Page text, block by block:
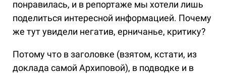
понравилась, и в репортаже мы хотели лишь
поделиться интересной информацией. Почему
же тут увидели негатив, ерничанье, критику?
Потому что в заголовке (взятом, кстати, из
доклада самой Архиповой), в подводке и в